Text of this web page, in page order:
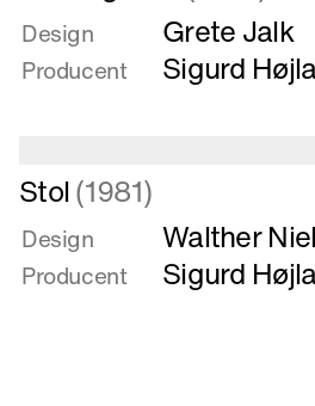
om
Tumlingestol
Design Grete Jalk
Producent Sigurd
Læs
mere
om
Stol
Stol(1981)
Design Walther
Producent Sigurd